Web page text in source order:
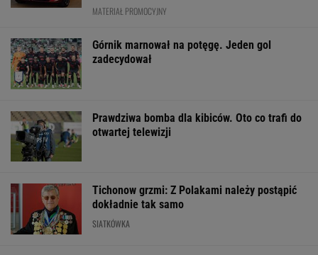
MATERIAŁ PROMOCYJNY
Górnik marnował na potęgę. Jeden gol
zadecydował
Prawdziwa bomba dla kibiców. Oto co trafi do
otwartej telewizji
Tichonow grzmi: Z Polakami należy postąpić
dokładnie tak samo
SIATKÓWKA